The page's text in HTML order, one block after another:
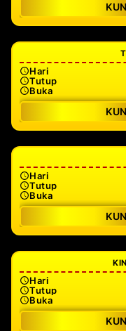
Hari
Tutup
Buka
Hari
Tutup
Buka
Hari
Tutup
Buka